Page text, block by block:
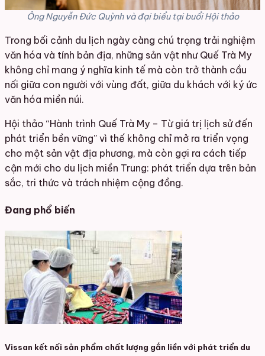
Ông Nguyễn Đức Quỳnh và đại biểu tại buổi Hội thảo
Trong bối cảnh du lịch ngày càng chú trọng trải nghiệm
văn hóa và tính bản địa, những sản vật như Quế Trà My
không chỉ mang ý nghĩa kinh tế mà còn trở thành cầu
nối giữa con người với vùng đất, giữa du khách với ký ức
văn hóa miền núi.
Hội thảo “Hành trình Quế Trà My – Từ giá trị lịch sử đến
phát triển bền vững” vì thế không chỉ mở ra triển vọng
cho một sản vật địa phương, mà còn gợi ra cách tiếp
cận mới cho du lịch miền Trung: phát triển dựa trên bản
sắc, tri thức và trách nhiệm cộng đồng.
Đang phổ biến
Vissan kết nối sản phẩm chất lượng gắn liền với phát triển du